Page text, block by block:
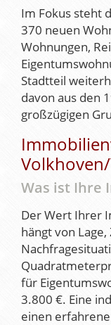
Im Fokus steht
370 neuen
Wohnungen,
Stadtteil
davon aus den
großzügigen
Was ist Ihre
Der Wert Ihrer
hängt von
für
3.800 €. Eine
einen